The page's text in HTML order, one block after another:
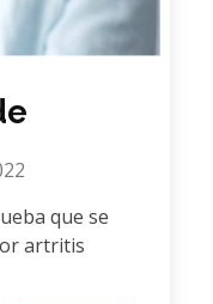
que se
artritis